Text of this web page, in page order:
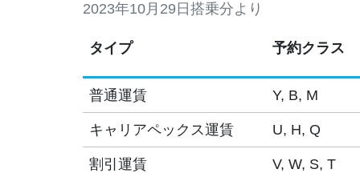
2023年10月29日搭乗分より
タイプ 予約クラス
普通運賃 Y, B, M
キャリアペックス運賃 U, H, Q
割引運賃 V, W, S, T